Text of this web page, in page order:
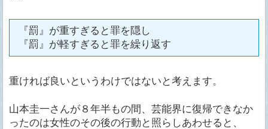
『罰』が重すぎると罪を隠し
『罰』が軽すぎると罪を繰り返す
重ければ良いというわけではないと考えます。
山本圭一さんが８年半もの間、芸能界に復帰できなか
ったのは女性のその後の行動と照らしあわせると、